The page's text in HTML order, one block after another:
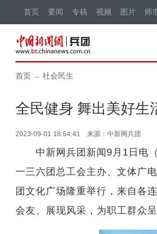
首页 要闻 专稿 视频 图片 师
首页 → 社会民生
全民健身 舞出美好
2023-09-01 18:54:41 来源：中新网兵团
中新网兵团新闻9月1日电（
一三六团总工会主办、文体广
团文化广场隆重举行，来自各
会友、展现风采，为职工群众